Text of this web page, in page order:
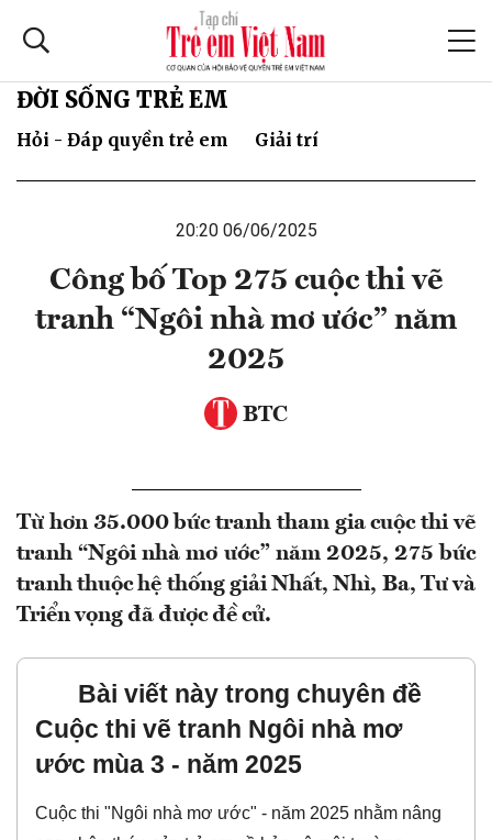
ĐỜI SỐNG TRẺ EM
Hỏi - Đáp quyền trẻ em Giải trí
20:20 06/06/2025
Công bố Top 275 cuộc thi vẽ
tranh “Ngôi nhà mơ ước” năm
2025
BTC
Từ hơn 35.000 bức tranh tham gia cuộc thi vẽ
tranh “Ngôi nhà mơ ước” năm 2025, 275 bức
tranh thuộc hệ thống giải Nhất, Nhì, Ba, Tư và
Triển vọng đã được đề cử.
Bài viết này trong chuyên đề
Cuộc thi vẽ tranh Ngôi nhà mơ
ước mùa 3 - năm 2025
Cuộc thi "Ngôi nhà mơ ước" - năm 2025 nhằm nâng